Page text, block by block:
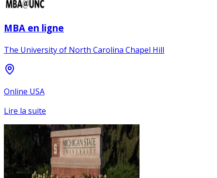
MBA en ligne
The University of North Carolina Chapel Hill
Online USA
Lire la suite